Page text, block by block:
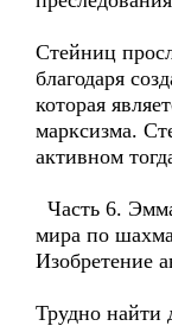
Стейниц
благодаря
которая
марксизма.
активном
Часть 6.
мира по
Изобретение
Трудно найти